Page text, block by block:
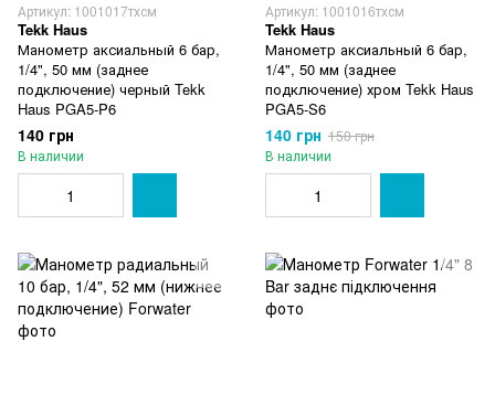
Артикул: 1001017тхсм
Tekk Haus
Манометр аксиальный 6 бар,
1/4", 50 мм (заднее
подключение) черный Tekk
Haus PGA5‑P6
140 грн
В наличии
Артикул: 1001016тхсм
Tekk Haus
Манометр аксиальный 6 бар,
1/4", 50 мм (заднее
подключение) хром Tekk Haus
PGA5‑S6
140 грн 150 грн
В наличии